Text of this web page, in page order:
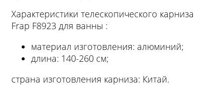
Характеристики телескопического карниза
Frap F8923 для ванны :
материал изготовления: алюминий;
длина: 140-260 см;
страна изготовления карниза: Китай.